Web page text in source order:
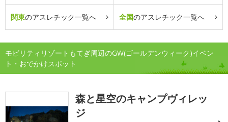
関東のアスレチック一覧へ 全国のアスレチック一覧へ
モビリティリゾートもてぎ周辺のGW(ゴールデンウィーク)イベン
ト・おでかけスポット
森と星空のキャンプヴィレッ
ジ